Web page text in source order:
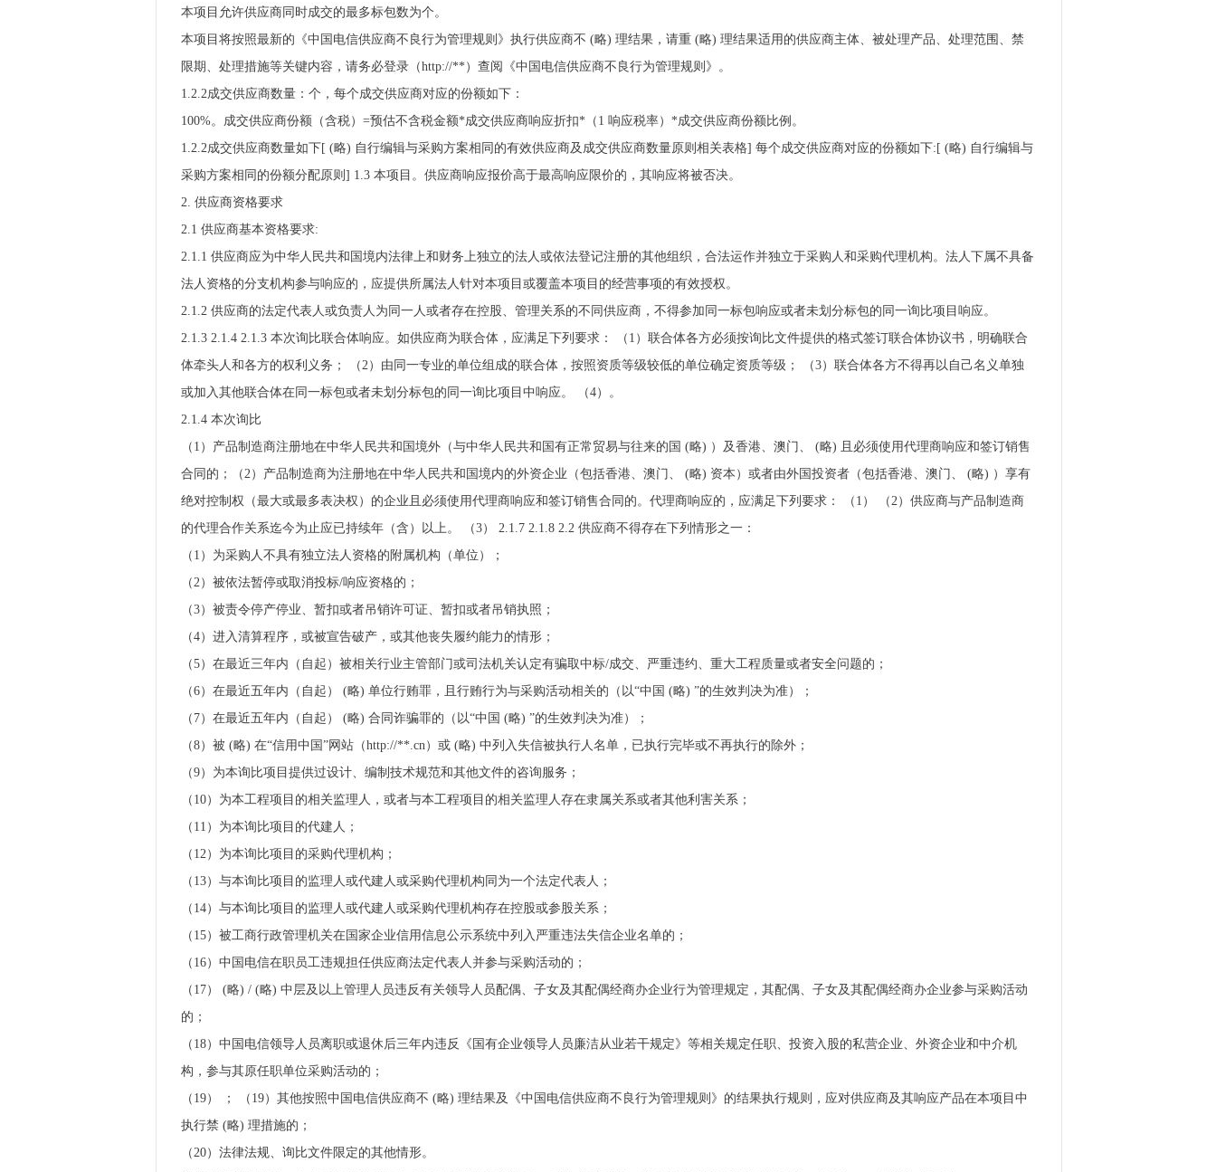
本项目允许供应商同时成交的最多标包数为个。
本项目将按照最新的《中国电信供应商不良行为管理规则》执行供应商不 (略) 理结果，请重 (略) 理结果适用的供应商主体、被处理产品、处理范围、禁
限期、处理措施等关键内容，请务必登录（http://**）查阅《中国电信供应商不良行为管理规则》。
1.2.2成交供应商数量：个，每个成交供应商对应的份额如下：
100%。成交供应商份额（含税）=预估不含税金额*成交供应商响应折扣*（1 响应税率）*成交供应商份额比例。
1.2.2成交供应商数量如下[ (略) 自行编辑与采购方案相同的有效供应商及成交供应商数量原则相关表格] 每个成交供应商对应的份额如下:[ (略) 自行编辑与
采购方案相同的份额分配原则] 1.3 本项目。供应商响应报价高于最高响应限价的，其响应将被否决。
2. 供应商资格要求
2.1 供应商基本资格要求:
2.1.1 供应商应为中华人民共和国境内法律上和财务上独立的法人或依法登记注册的其他组织，合法运作并独立于采购人和采购代理机构。法人下属不具备
法人资格的分支机构参与响应的，应提供所属法人针对本项目或覆盖本项目的经营事项的有效授权。
2.1.2 供应商的法定代表人或负责人为同一人或者存在控股、管理关系的不同供应商，不得参加同一标包响应或者未划分标包的同一询比项目响应。
2.1.3 2.1.4 2.1.3 本次询比联合体响应。如供应商为联合体，应满足下列要求： （1）联合体各方必须按询比文件提供的格式签订联合体协议书，明确联合
体牵头人和各方的权利义务； （2）由同一专业的单位组成的联合体，按照资质等级较低的单位确定资质等级； （3）联合体各方不得再以自己名义单独
或加入其他联合体在同一标包或者未划分标包的同一询比项目中响应。 （4）。
2.1.4 本次询比
（1）产品制造商注册地在中华人民共和国境外（与中华人民共和国有正常贸易与往来的国 (略) ）及香港、澳门、 (略) 且必须使用代理商响应和签订销售
合同的；（2）产品制造商为注册地在中华人民共和国境内的外资企业（包括香港、澳门、 (略) 资本）或者由外国投资者（包括香港、澳门、 (略) ）享有
绝对控制权（最大或最多表决权）的企业且必须使用代理商响应和签订销售合同的。代理商响应的，应满足下列要求： （1） （2）供应商与产品制造商
的代理合作关系迄今为止应已持续年（含）以上。 （3） 2.1.7 2.1.8 2.2 供应商不得存在下列情形之一：
（1）为采购人不具有独立法人资格的附属机构（单位）；
（2）被依法暂停或取消投标/响应资格的；
（3）被责令停产停业、暂扣或者吊销许可证、暂扣或者吊销执照；
（4）进入清算程序，或被宣告破产，或其他丧失履约能力的情形；
（5）在最近三年内（自起）被相关行业主管部门或司法机关认定有骗取中标/成交、严重违约、重大工程质量或者安全问题的；
（6）在最近五年内（自起） (略) 单位行贿罪，且行贿行为与采购活动相关的（以“中国 (略) ”的生效判决为准）；
（7）在最近五年内（自起） (略) 合同诈骗罪的（以“中国 (略) ”的生效判决为准）；
（8）被 (略) 在“信用中国”网站（http://**.cn）或 (略) 中列入失信被执行人名单，已执行完毕或不再执行的除外；
（9）为本询比项目提供过设计、编制技术规范和其他文件的咨询服务；
（10）为本工程项目的相关监理人，或者与本工程项目的相关监理人存在隶属关系或者其他利害关系；
（11）为本询比项目的代建人；
（12）为本询比项目的采购代理机构；
（13）与本询比项目的监理人或代建人或采购代理机构同为一个法定代表人；
（14）与本询比项目的监理人或代建人或采购代理机构存在控股或参股关系；
（15）被工商行政管理机关在国家企业信用信息公示系统中列入严重违法失信企业名单的；
（16）中国电信在职员工违规担任供应商法定代表人并参与采购活动的；
（17） (略) / (略) 中层及以上管理人员违反有关领导人员配偶、子女及其配偶经商办企业行为管理规定，其配偶、子女及其配偶经商办企业参与采购活动
的；
（18）中国电信领导人员离职或退休后三年内违反《国有企业领导人员廉洁从业若干规定》等相关规定任职、投资入股的私营企业、外资企业和中介机
构，参与其原任职单位采购活动的；
（19） ； （19）其他按照中国电信供应商不 (略) 理结果及《中国电信供应商不良行为管理规则》的结果执行规则，应对供应商及其响应产品在本项目中
执行禁 (略) 理措施的；
（20）法律法规、询比文件限定的其他情形。